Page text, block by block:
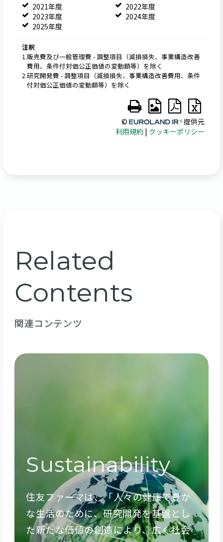
Related
Contents
関連コンテンツ
Sustainability
住友ファーマは、「人々の健康で豊か
な生活のために、研究開発を基盤とし
た新たな価値の創造により、広く社会